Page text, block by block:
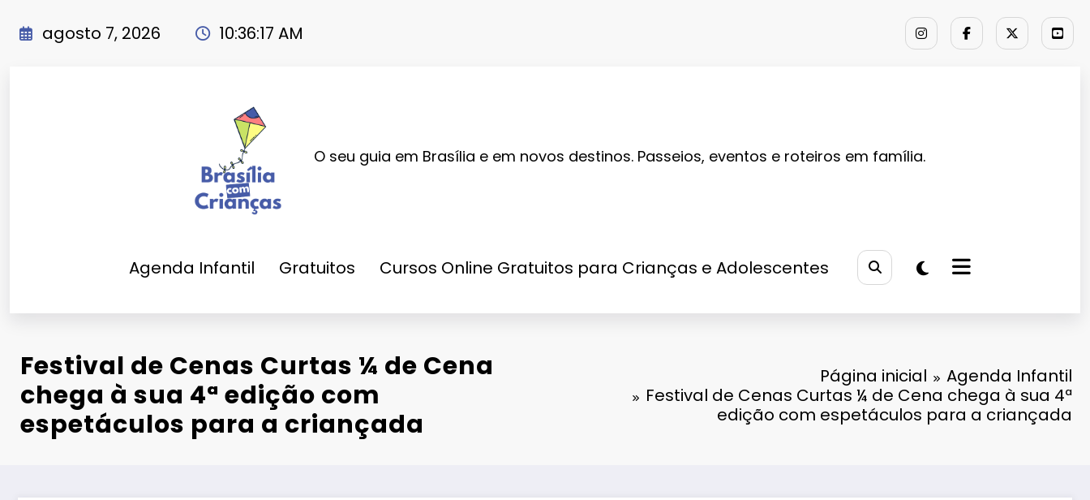
para
agosto 7, 2026 10:36:19 AM
O seu guia em Brasília e em novos destinos. Passeios, eventos e roteiros em família.
Agenda Infantil Gratuitos Cursos Online Gratuitos para Crianças e Adolescentes
Festival de Cenas Curtas ¼ de Cena
chega à sua 4ª edição com
espetáculos para a criançada
Página inicial
Agenda Infantil
Festival de Cenas Curtas ¼ de Cena chega à sua 4ª
edição com espetáculos para a criançada